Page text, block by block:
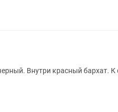
Внутри красный бархат. К